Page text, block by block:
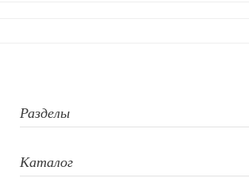
гравировка,
тампопечать
Разделы
Каталог